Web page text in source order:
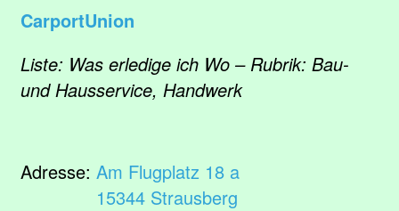
CarportUnion
Liste: Was erledige ich Wo – Rubrik: Bau-
und Hausservice, Handwerk
Adresse: Am Flugplatz 18 a
15344 Strausberg